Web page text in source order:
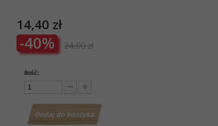
14,40 zł
-40% 24,00 zł
Ilość:
Dodaj do koszyka